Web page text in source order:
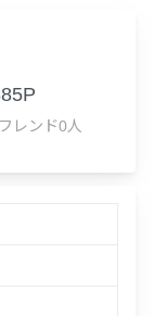
レンド0人